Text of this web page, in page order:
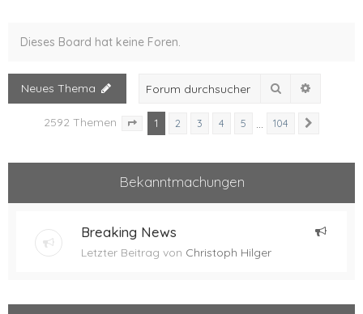
Dieses Board hat keine Foren.
Neues Thema Suche
2592 Themen Seite von 104
1 2 3 4 5 104
Bekanntmachungen
Breaking News
Letzter Beitrag von Christoph Hilger